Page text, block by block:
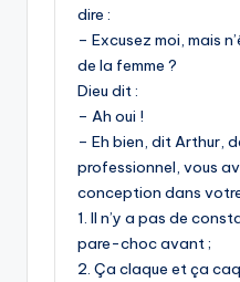
dire :
– Excusez moi, mais
de la femme ?
Dieu dit :
– Ah oui !
– Eh bien, dit Arthur,
professionnel, vous
conception dans
1. Il n’y a pas de
pare-choc avant ;
2. Ça claque et ça